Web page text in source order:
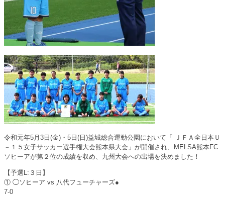
令和元年5月3日(金)・5日(日)益城総合運動公園において「 ＪＦＡ全日本Ｕ
－１５女子サッカー選手権大会熊本県大会」が開催され、MELSA熊本FC
ソヒーアが第２位の成績を収め、九州大会への出場を決めました！
【予選L:３日】
① ◯ソヒーア vs 八代フューチャーズ●
7-0